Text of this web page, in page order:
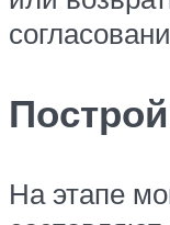
На этапе